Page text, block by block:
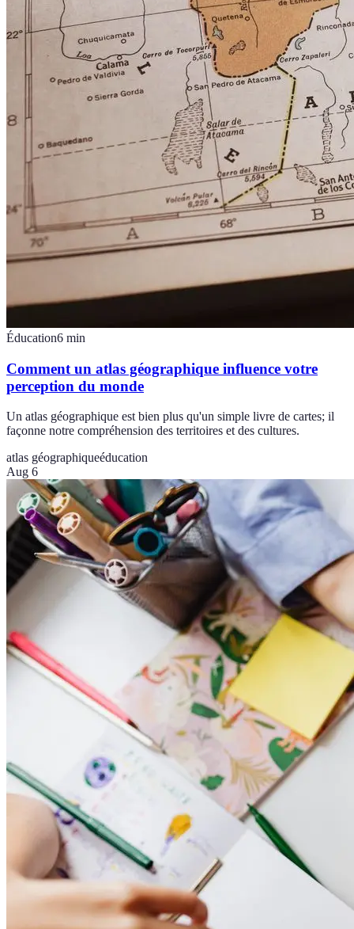
Éducation6 min
Comment un atlas géographique influence votre
perception du monde
Un atlas géographique est bien plus qu'un simple livre de cartes; il
façonne notre compréhension des territoires et des cultures.
atlas géographiqueéducation
Aug 6